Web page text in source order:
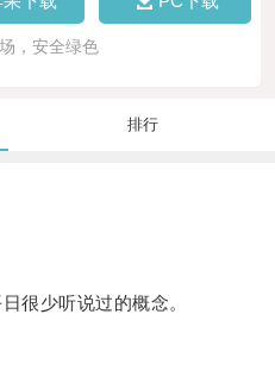
，安全绿色
排行
少听说过的概念。